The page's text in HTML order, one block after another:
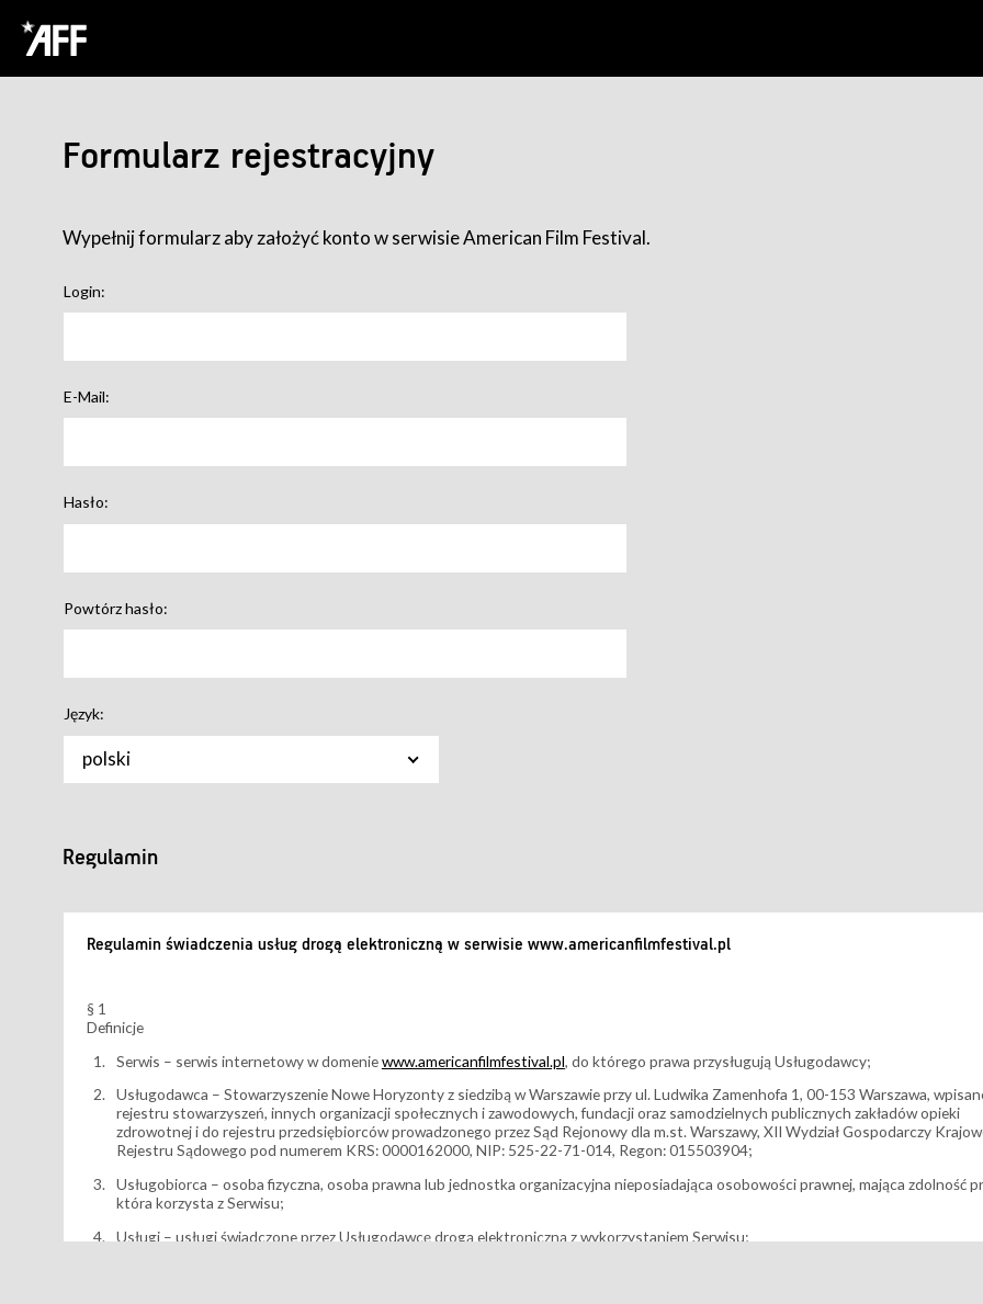
Formularz rejestracyjny
Wypełnij formularz aby założyć konto w serwisie American Film Festival.
Login:
E-Mail:
Hasło:
Powtórz hasło:
Język:
polski
Regulamin
Regulamin świadczenia usług drogą elektroniczną w serwisie www.americanfilmfestival.pl
§ 1
Definicje
Serwis – serwis internetowy w domeniewww.americanfilmfestival.pl, do którego prawa przysługują Usługodawcy;
Usługodawca – Stowarzyszenie Nowe Horyzonty z siedzibą w Warszawie przy ul. Ludwika Zamenhofa 1, 00-153 Warszawa,
rejestru stowarzyszeń, innych organizacji społecznych i zawodowych, fundacji oraz samodzielnych publicznych zakładów opieki
zdrowotnej i do rejestru przedsiębiorców prowadzonego przez Sąd Rejonowy dla m.st. Warszawy, XII Wydział Gospodarczy
Rejestru Sądowego pod numerem KRS: 0000162000, NIP: 525-22-71-014, Regon: 015503904;
Usługobiorca – osoba fizyczna, osoba prawna lub jednostka organizacyjna nieposiadająca osobowości prawnej, mająca zdolność
która korzysta z Serwisu;
Usługi – usługi świadczone przez Usługodawcę drogą elektroniczną z wykorzystaniem Serwisu;